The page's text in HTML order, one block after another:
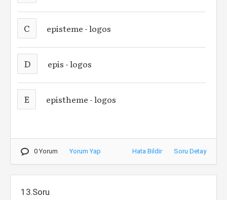
C episteme - logos
D epis - logos
E epistheme - logos
0 Yorum Yorum Yap Hata Bildir Soru Detay
13.Soru